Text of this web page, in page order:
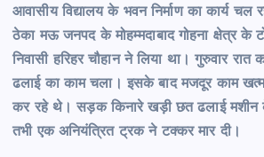
आवासीय विद्यालय के भवन निर्माण का कार्य चल
ठेका मऊ जनपद के मोहम्मदाबाद गोहना क्षेत्र के
निवासी हरिहर चौहान ने लिया था। गुरुवार
ढलाई का काम चला। इसके बाद मजदूर काम
कर रहे थे। सड़क किनारे खड़ी छत ढलाई मशीन
तभी एक अनियंत्रित ट्रक ने टक्कर मार दी।